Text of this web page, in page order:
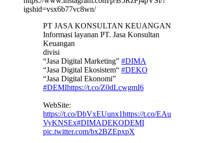
igshid=vsx6b77vc8wn/
PT JASA KONSULTAN KEUANGAN
Informasi layanan PT. Jasa Konsultan
Keuangan
divisi
“Jasa Digital Marketing” #DIMA
“Jasa Digital Ekosistem“ #DEKO
“Jasa Digital Ekonomi”
#DEMIhttps://t.co/Z0dLcwgmI6
WebSite:
https://t.co/DbVxEUunx1https://t.co/EAu
VyKNSEx#DIMADEKODEMI
pic.twitter.com/bx2BZEpxpX